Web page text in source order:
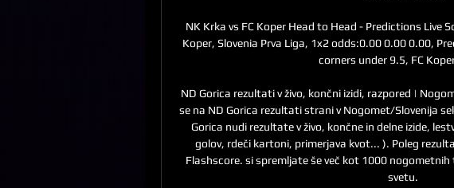
NK Krka vs FC Koper Head to Head - Predictions Live
Koper, Slovenia Prva Liga, 1x2 odds:0.00 0.00 0.00,
corners under 9.5, FC
ND Gorica rezultati v živo, končni izidi, razpored |
se na ND Gorica rezultati strani v Nogomet/Slovenija
Gorica nudi rezultate v živo, končne in delne izide,
golov, rdeči kartoni, primerjava kvot... ). Poleg
Flashscore. si spremljate še več kot 1000 nogometnih
svetu.